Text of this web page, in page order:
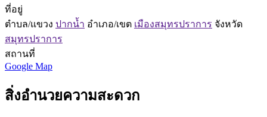
ที่อยู่
ตำบล/แขวง ปากน้ำ อำเภอ/เขต เมืองสมุทรปราการ จังหวัด
สมุทรปราการ
สถานที่
Google Map
สิ่งอำนวยความสะดวก